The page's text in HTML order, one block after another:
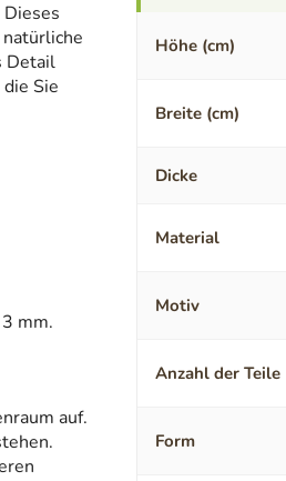
Detail
Sie
mm.
auf.
Höhe (cm)
Breite (cm)
Dicke
Material
Motiv
Anzahl der Teile
Form